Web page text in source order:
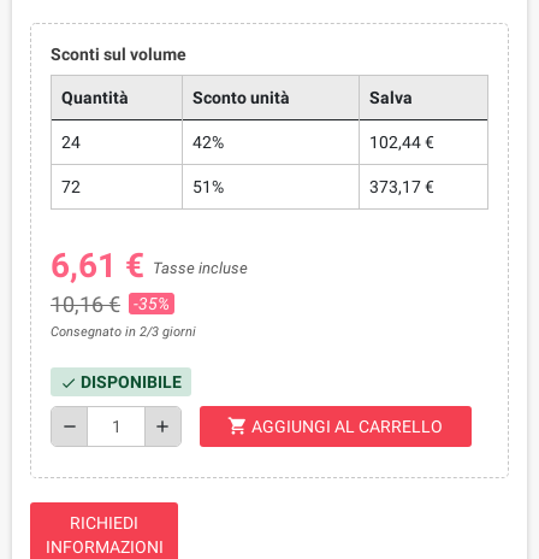
Sconti sul volume
Quantità Sconto unità Salva
24 42% 102,44 €
72 51% 373,17 €
6,61 € Tasse incluse
10,16 € -35%
Consegnato in 2/3 giorni
check DISPONIBILE
remove add shopping_cart AGGIUNGI AL CARRELLO
RICHIEDI
INFORMAZIONI